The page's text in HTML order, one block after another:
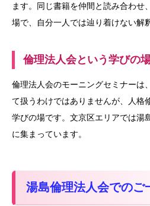
ます。同じ書籍を仲間と読み合わせ
場で、自分一人では辿り着けない解
倫理法人会という学びの
倫理法人会のモーニングセミナーは
て扱うわけではありませんが、人格
学びの場です。文京区エリアでは湯
に集まっています。
湯島倫理法人会でのご